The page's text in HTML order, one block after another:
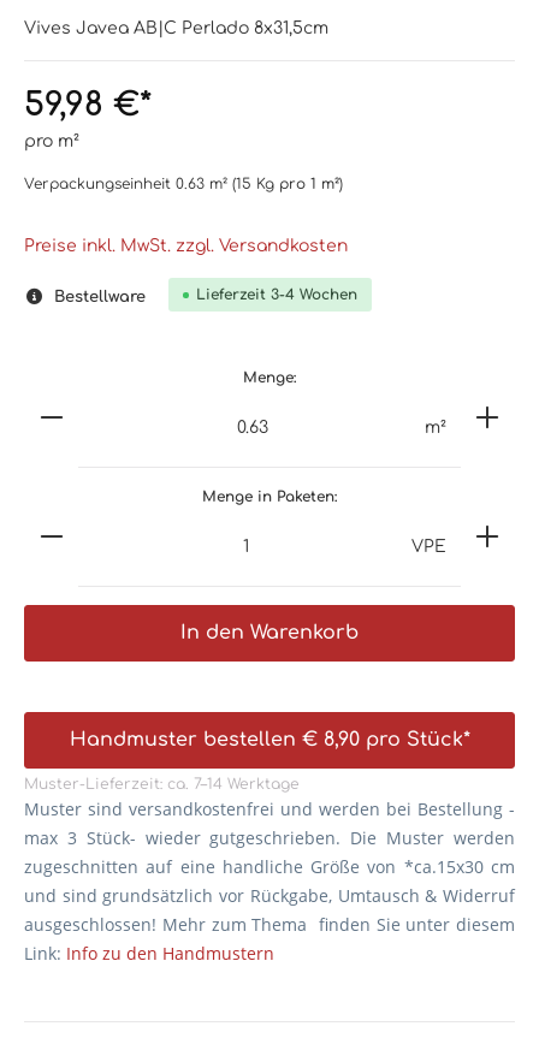
Vives Javea AB|C Perlado 8x31,5cm
59,98 €*
pro m²
Verpackungseinheit 0.63 m² (15 Kg pro 1 m²)
Preise inkl. MwSt. zzgl. Versandkosten
Bestellware Lieferzeit 3-4 Wochen
Menge:
m²
Menge in Paketen:
VPE
In den Warenkorb
Handmuster bestellen € 8,90 pro Stück*
Muster-Lieferzeit: ca. 7–14 Werktage
Muster sind versandkostenfrei und werden bei Bestellung -
max 3 Stück- wieder gutgeschrieben. Die Muster werden
zugeschnitten auf eine handliche Größe von *ca.15x30 cm
und sind grundsätzlich vor Rückgabe, Umtausch & Widerruf
ausgeschlossen! Mehr zum Thema finden Sie unter diesem
Link: Info zu den Handmustern